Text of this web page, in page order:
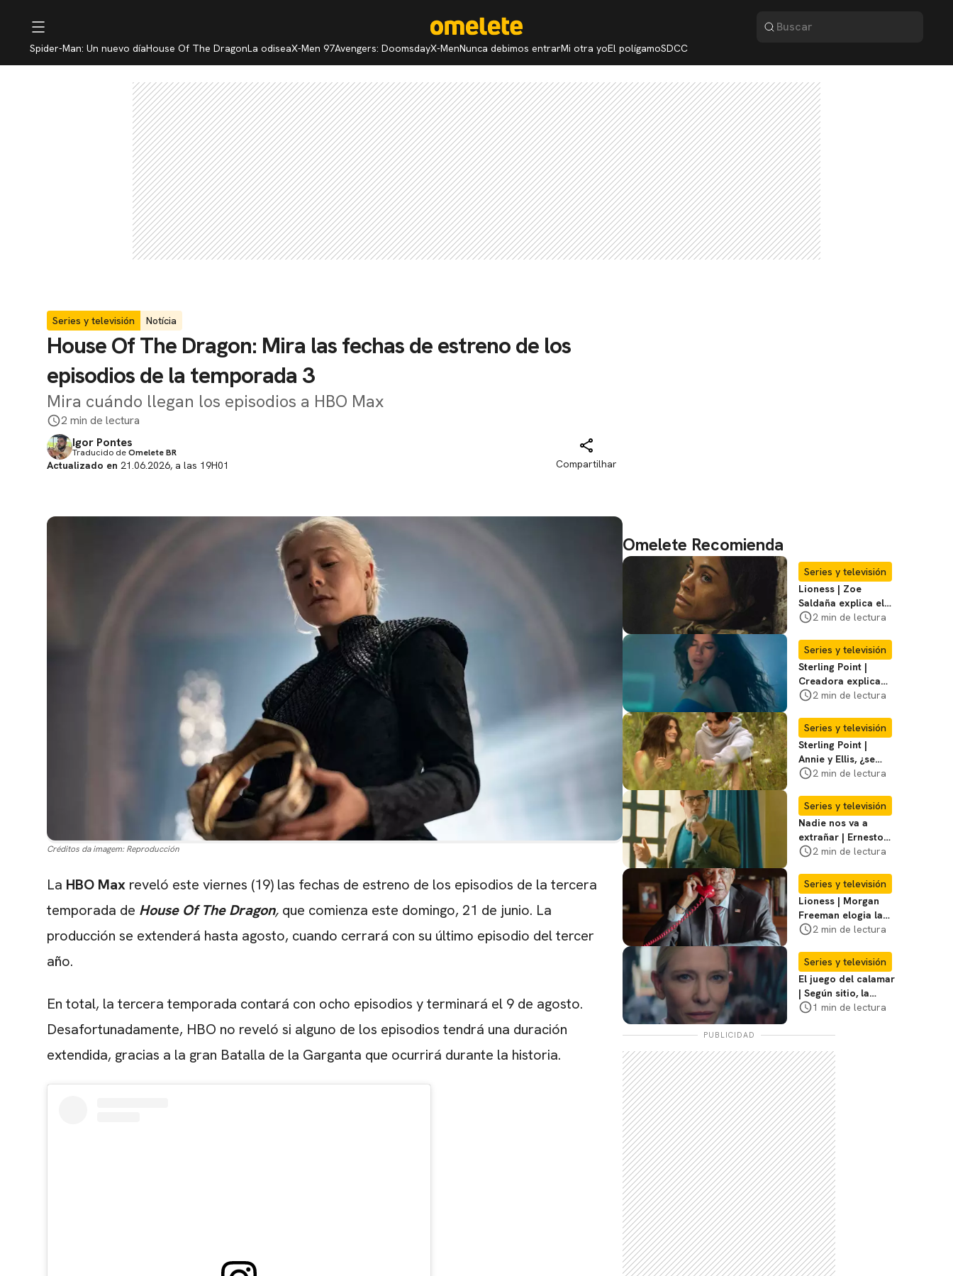
Spider-Man: Un nuevo díaHouse Of The DragonLa odiseaX-Men 97Avengers: DoomsdayX-MenNunca debimos entrarMi otra yoEl polígamoSDCC
Series y televisión Notícia
House Of The Dragon: Mira las fechas de estreno de los
episodios de la temporada 3
Mira cuándo llegan los episodios a HBO Max
2 min de lectura
Igor Pontes
Traducido deOmelete BR
Actualizado en 21.06.2026, a las 19H01 Compartilhar
Créditos da imagem: Reproducción
La HBO Max reveló este viernes (19) las fechas de estreno de los episodios de la tercera
temporada de House Of The Dragon, que comienza este domingo, 21 de junio. La
producción se extenderá hasta agosto, cuando cerrará con su último episodio del tercer
año.
En total, la tercera temporada contará con ocho episodios y terminará el 9 de agosto.
Desafortunadamente, HBO no reveló si alguno de los episodios tendrá una duración
extendida, gracias a la gran Batalla de la Garganta que ocurrirá durante la historia.
Omelete Recomienda
Series y televisión
Lioness | Zoe
Saldaña explica el
violento secuestro
temporada 3
2 min de lectura
Series y televisión
Sterling Point |
Creadora explica
momentos clave del
2 min de lectura
Series y televisión
Sterling Point |
Annie y Ellis, ¿se
quedan juntos o
2 min de lectura
Series y televisión
Nadie nos va a
extrañar | Ernesto
Laguardia habla
2
2 min de lectura
Series y televisión
Lioness | Morgan
Freeman elogia la
escritura de Taylor
coraje"
2 min de lectura
Series y televisión
El juego del calamar
| Según sitio, la
versión de David
debería suceder
1 min de lectura
PUBLICIDAD